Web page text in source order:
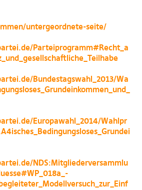
untergeordnete-seite/
Parteiprogramm#Recht_a
Bundestagswahl_2013/Wa
Europawahl_2014/Wahlpr
NDS:Mitgliederversammlu